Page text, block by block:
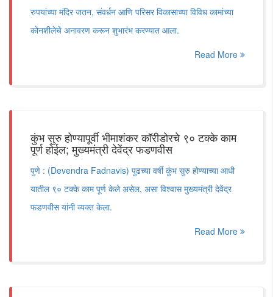
रुपयांच्या मंदिर जतन, संवर्धन आणि परिसर विकासाच्या विविध कामांच्या
कोनशीलेचे अनावरण करून शुभारंभ करण्यात आला.
Read More
कुंभ सुरु होण्यापूर्वी भीमाशंकर कॉरीडोरचे ९० टक्के काम
पूर्ण होईल; मुख्यमंत्री देवेंद्र फडणवीस
पुणे : (Devendra Fadnavis) पुढच्या वर्षी कुंभ सुरु होण्याच्या आधी
यातील ९० टक्के काम पूर्ण केले असेल, असा विश्वास मुख्यमंत्री देवेंद्र
फडणवीस यांनी व्यक्त केला.
Read More